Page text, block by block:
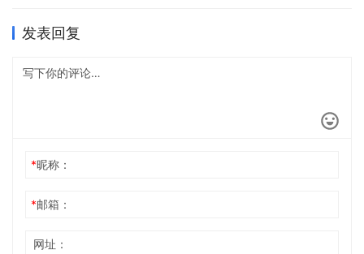
周温柔作品集地址：
她的微密账号越来越受欢迎，生活变得更好。她的故事告诉
会保护自己，保持积极心态。
发表回复
*昵称：
*邮箱：
网址：